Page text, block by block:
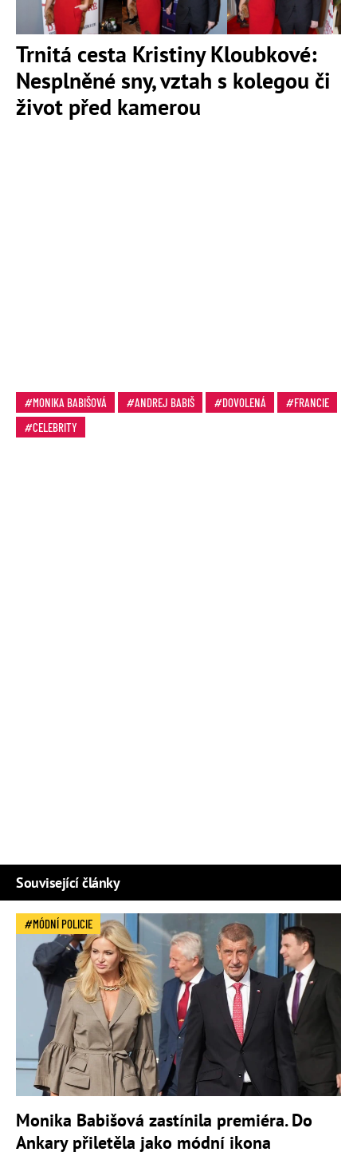
Trnitá cesta Kristiny Kloubkové:
Nesplněné sny, vztah s kolegou či
život před kamerou
MONIKA BABIŠOVÁ ANDREJ BABIŠ DOVOLENÁ
FRANCIE
CELEBRITY
Související články
MÓDNÍ POLICIE
Monika Babišová zastínila premiéra. Do
Ankary přiletěla jako módní ikona